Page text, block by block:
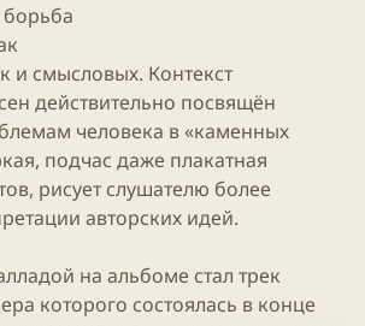
и смысловых. Контекст
действительно посвящён
человека в «каменных
подчас даже плакатная
рисует слушателю более
авторских идей.
на альбоме стал трек
которого состоялась в конце